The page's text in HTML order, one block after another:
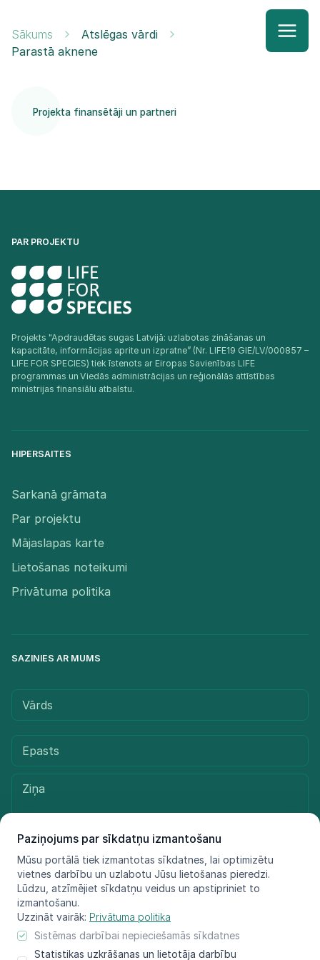
Paziņojums par sīkdatņu izmantošanu
Mūsu portālā tiek izmantotas sīkdatnes, lai optimizētu
vietnes darbību un uzlabotu Jūsu lietošanas pieredzi.
Lūdzu, atzīmējiet sīkdatņu veidus un apstipriniet to
izmantošanu.
Uzzināt vairāk: Privātuma politika
Sistēmas darbībai nepieciešamās sīkdatnes
Statistikas uzkrāšanas un lietotāja darbību
Sākums
Atslēgas vārdi
Parastā aknene
Projekta finansētāji un partneri
PAR PROJEKTU
Projekts "Apdraudētas sugas Latvijā: uzlabotas zināšanas un
kapacitāte, informācijas aprite un izpratne” (Nr. LIFE19 GIE/LV/000857 –
LIFE FOR SPECIES) tiek īstenots ar Eiropas Savienības LIFE
programmas un Viedās administrācijas un reģionālās attīstības
ministrijas finansiālu atbalstu.​
HIPERSAITES
Sarkanā grāmata
Par projektu
Mājaslapas karte
Lietošanas noteikumi
Privātuma politika
SAZINIES AR MUMS
Sūtīt ziņu
© LIFE FOR SPECIES, 2021 - 2025
Informācija atspoguļo tikai projekta LIFE FOR SPECIES īstenotāju